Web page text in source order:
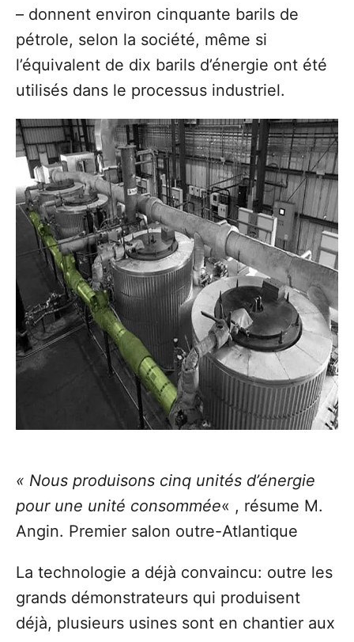
– donnent environ cinquante barils de
pétrole, selon la société, même si
l’équivalent de dix barils d’énergie ont été
utilisés dans le processus industriel.
« Nous produisons cinq unités d’énergie
pour une unité consommée« , résume M.
Angin. Premier salon outre-Atlantique
La technologie a déjà convaincu: outre les
grands démonstrateurs qui produisent
déjà, plusieurs usines sont en chantier aux